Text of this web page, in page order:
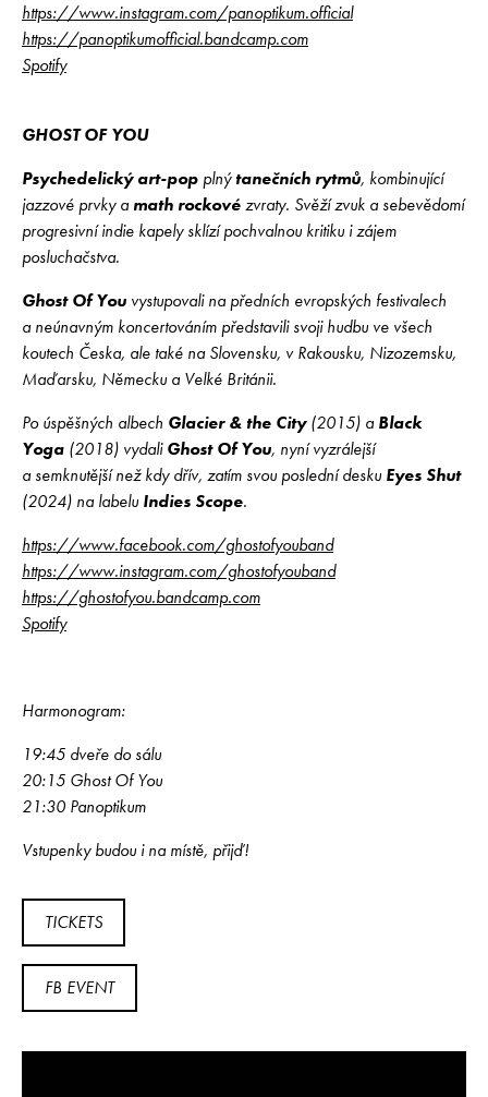
https://www.instagram.com/panoptikum.official
https://panoptikumofficial.bandcamp.com
Spotify
GHOST OF YOU
Psychedelický art-pop plnýtanečních rytmů, kombinující
jazzové prvky amath rockovézvraty. Svěží zvuk a sebevědomí
progresivní indie kapely sklízí pochvalnou kritiku i zájem
posluchačstva.
Ghost Of You vystupovali na předních evropských festivalech
a neúnavným koncertováním představili svoji hudbu ve všech
koutech Česka, ale také na Slovensku, v Rakousku, Nizozemsku,
Maďarsku, Německu a Velké Británii.
Po úspěšných albech Glacier & the City(2015) aBlack
Yoga (2018) vydaliGhost Of You, nyní vyzrálejší
a semknutější než kdy dřív, zatím svou poslední deskuEyes Shut
(2024) na labeluIndies Scope.
https://www.facebook.com/ghostofyouband
https://www.instagram.com/ghostofyouband
https://ghostofyou.bandcamp.com
Spotify
Harmonogram:
19:45 dveře do sálu
20:15 Ghost Of You
21:30 Panoptikum
Vstupenky budou i na místě, přijď!
TICKETS
FB EVENT